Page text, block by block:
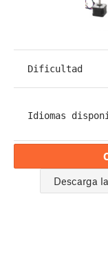
Dificultad
Idiomas
Descarga